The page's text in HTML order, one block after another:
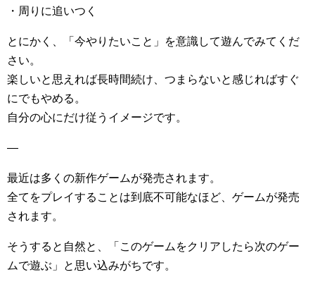
・周りに追いつく
とにかく、「今やりたいこと」を意識して遊んでみてくだ
さい。
楽しいと思えれば長時間続け、つまらないと感じればすぐ
にでもやめる。
自分の心にだけ従うイメージです。
—
最近は多くの新作ゲームが発売されます。
全てをプレイすることは到底不可能なほど、ゲームが発売
されます。
そうすると自然と、「このゲームをクリアしたら次のゲー
ムで遊ぶ」と思い込みがちです。